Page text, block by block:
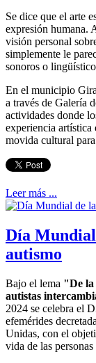
Se dice que el arte
expresión humana.
visión personal
simplemente le
sonoros o
En el municipio
a través de Galería
actividades donde
experiencia
movida cultural
Leer más ...
Día Mundial
autismo
Bajo el lema "De la
autistas
2024 se celebra el
efemérides
Unidas, con el
vida de las